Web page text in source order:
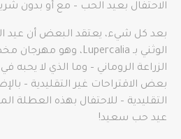
الاحتفال بعيد الحب – مع أو بدون
بعد كل شيء، يعتقد البعض أن عيد
الزراعة الروماني – وما الذي لا يحبه في
بعض الاقتراحات غير التقليدية –
التقليدية – للاحتفال بهذه
عيد حب سعيد!